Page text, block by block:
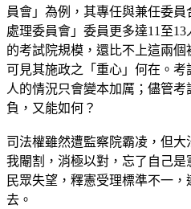
員會」為例，其專任與兼任委
處理委員會」委員更多達11至
的考試院規模，還比不上這兩個
可見其施政之「重心」何在。
人的情況只會變本加厲；儘管
負，又能如何？
司法權雖然遭監察院霸凌，但
我閹割，消極以對，忘了自己
民眾失望，釋憲受理標準不一
去。